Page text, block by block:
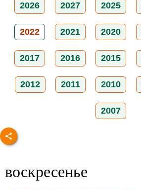
2026 2027 2025
2022 2021 2020
2017 2016 2015
2012 2011 2010
2007
воскресенье